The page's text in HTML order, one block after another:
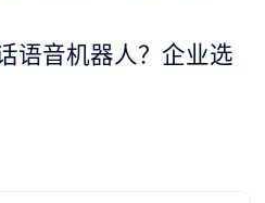
语音机器人？企业选